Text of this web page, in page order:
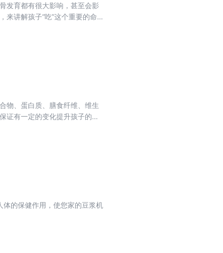
发育都有很大影响，甚至会影
来讲解孩子“吃”这个重要的命
物、蛋白质、膳食纤维、维生
证有一定的变化提升孩子的食
速给孩子准备高质量早餐就很
体的保健作用，使您家的豆浆机